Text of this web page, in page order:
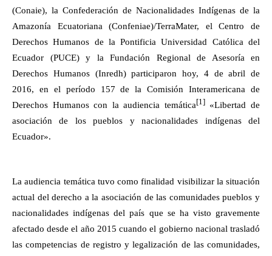
(Conaie), la Confederación de Nacionalidades Indígenas de la
Amazonía Ecuatoriana (Confeniae)/TerraMater, el Centro de
Derechos Humanos de la Pontificia Universidad Católica del
Ecuador (PUCE) y la Fundación Regional de Asesoría en
Derechos Humanos (Inredh) participaron hoy, 4 de abril de
2016, en el período 157 de la Comisión Interamericana de
Derechos Humanos con la audiencia temática[1] «Libertad de
asociación de los pueblos y nacionalidades indígenas del
Ecuador».
La audiencia temática tuvo como finalidad visibilizar la situación
actual del derecho a la asociación de las comunidades pueblos y
nacionalidades indígenas del país que se ha visto gravemente
afectado desde el año 2015 cuando el gobierno nacional trasladó
las competencias de registro y legalización de las comunidades,